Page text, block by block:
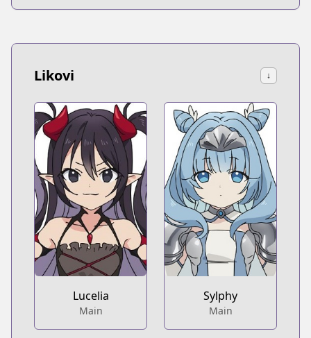
Likovi ↓
Lucelia
Main
Sylphy
Main